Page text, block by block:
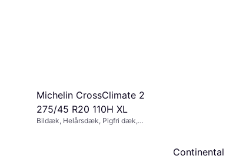
Michelin CrossClimate 2
275/45 R20 110H XL
Bildæk, Helårsdæk, Pigfri dæk,
Continental